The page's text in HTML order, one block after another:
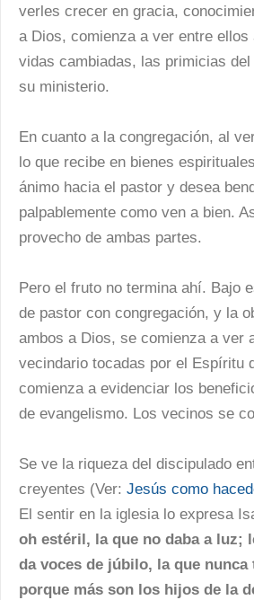
verles crecer en gracia,
a Dios, comienza a ver entre
vidas cambiadas, las primicias
su ministerio.
En cuanto a la congregación, al
lo que recibe en bienes
ánimo hacia el pastor y desea
palpablemente como ven a bien.
provecho de ambas partes.
Pero el fruto no termina ahí. Bajo
de pastor con congregación, y la
ambos a Dios, se comienza a ver
vecindario tocadas por el Espíritu
comienza a evidenciar los
de evangelismo. Los vecinos se
Se ve la riqueza del discipulado
creyentes (Ver: Jesús como
El sentir en la iglesia lo expresa
oh estéril, la que no daba a luz;
da voces de júbilo, la que nunca
porque más son los hijos de la